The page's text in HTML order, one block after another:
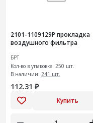
2101-1109129Р прокладка
воздушного фильтра
БРТ
Кол-во в упаковке: 250 шт.
В наличии: 241 шт.
112.31 ₽
Купить